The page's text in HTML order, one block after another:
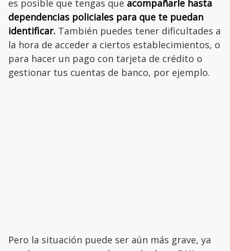
es posible que tengas que acompañarle hasta
dependencias policiales para que te puedan
identificar. También puedes tener dificultades a
la hora de acceder a ciertos establecimientos, o
para hacer un pago con tarjeta de crédito o
gestionar tus cuentas de banco, por ejemplo.
Pero la situación puede ser aún más grave, ya